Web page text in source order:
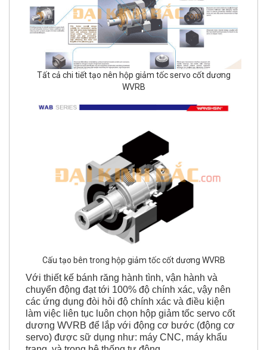
Tất cả chi tiết tạo nên hộp giảm tốc servo cốt dương
WVRB
Cấu tạo bên trong hộp giảm tốc cốt dương WVRB
Với thiết kế bánh răng hành tình, vận hành và
chuyển động đạt tới 100% độ chính xác, vậy nên
các ứng dụng đòi hỏi độ chính xác và điều kiện
làm việc liên tục luôn chọn hộp giảm tốc servo cốt
dương WVRB để lắp với động cơ bước (động cơ
servo) được sữ dụng như: máy CNC, máy khẩu
trang, và trong hệ thống tự động................